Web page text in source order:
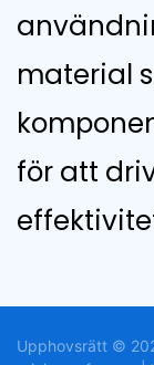
material
för att
Upphovsrätt ©